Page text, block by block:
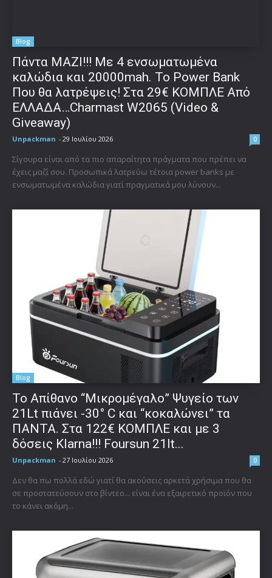
Blog
Πάντα ΜΑΖΙ!!! Με 4 ενσωματωμένα
καλώδια και 20000mah. Το Power Bank
Που θα λατρέψεις! Στα 29€ ΚΟΜΠΛΕ Από
ΕΛΛΑΔΑ…Charmast W2065 (Video &
Giveaway)
Unpackman - 29 Ιουλίου 2026 0
Σίγουρα είναι από τα πιο απαραίτητα πράγματα που πρέπει να
έχεις μαζί σου. Προσωπικά λατρεύω τέτοια power banks με
ενσωματωμένα καλώδια γιατί πραγματικά μου λύνουν...
Blog
Το Απίθανο “Μικρομέγαλο” Ψυγείο των
21Lt πιάνει -30° C και “κοκαλώνει” τα
ΠΑΝΤΑ. Στα 122€ ΚΟΜΠΛΕ και με 3
δόσεις Klarna!!! Foursun 21lt...
Unpackman - 27 Ιουλίου 2026 0
Δεν θα πω πολλά εδώ γιατί θα ακούσεις αρκετά χρήσιμα που θα
σε προστατεύσουν στο βίντεο... είναι ένα εξαιρετικό προϊόν που
το κάνει ακόμη...